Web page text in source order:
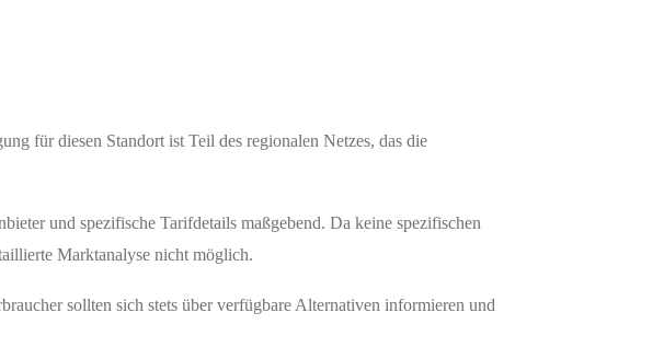
für diesen Standort ist Teil des regionalen Netzes, das die
und spezifische Tarifdetails maßgebend. Da keine spezifischen
Marktanalyse nicht möglich.
sollten sich stets über verfügbare Alternativen informieren und